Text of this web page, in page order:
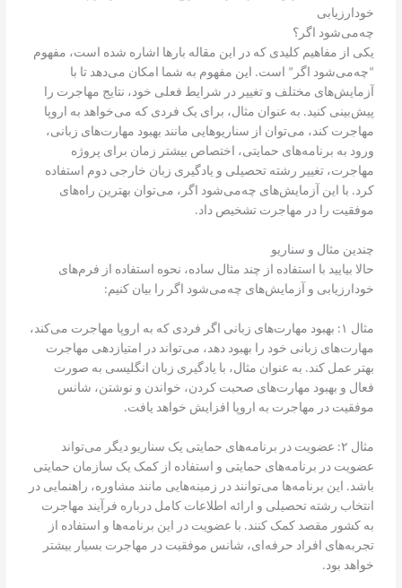
چه‌می‌شود اگر؟
یکی از مفاهیم کلیدی که در این مقاله بارها اشاره شده است، مفهوم
“چه‌می‌شود اگر” است. این مفهوم به شما امکان می‌دهد تا با
آزمایش‌های مختلف و تغییر در شرایط فعلی خود، نتایج مهاجرت را
پیش‌بینی کنید. به عنوان مثال، برای یک فردی که می‌خواهد به اروپا
مهاجرت کند، می‌توان از سناریوهایی مانند بهبود مهارت‌های زبانی،
ورود به برنامه‌های حمایتی، اختصاص بیشتر زمان برای پروژه
مهاجرت، تغییر رشته تحصیلی و یادگیری زبان خارجی دوم استفاده
کرد. با این آزمایش‌های چه‌می‌شود اگر، می‌توان بهترین راه‌های
موفقیت را در مهاجرت تشخیص داد.
چندین مثال و سناریو
حالا بیایید با استفاده از چند مثال ساده، نحوه استفاده از فرم‌های
خودارزیابی و آزمایش‌های چه‌می‌شود اگر را بیان کنیم:
مثال ۱: بهبود مهارت‌های زبانی اگر فردی که به اروپا مهاجرت می‌کند،
مهارت‌های زبانی خود را بهبود دهد، می‌تواند در امتیازدهی مهاجرت
بهتر عمل کند. به عنوان مثال، با یادگیری زبان انگلیسی به صورت
فعال و بهبود مهارت‌های صحبت کردن، خواندن و نوشتن، شانس
موفقیت در مهاجرت به اروپا افزایش خواهد یافت.
مثال ۲: عضویت در برنامه‌های حمایتی یک سناریو دیگر می‌تواند
عضویت در برنامه‌های حمایتی و استفاده از کمک یک سازمان حمایتی
باشد. این برنامه‌ها می‌توانند در زمینه‌هایی مانند مشاوره، راهنمایی در
انتخاب رشته تحصیلی و ارائه اطلاعات کامل درباره فرآیند مهاجرت
به کشور مقصد کمک کنند. با عضویت در این برنامه‌ها و استفاده از
تجربه‌های افراد حرفه‌ای، شانس موفقیت در مهاجرت بسیار بیشتر
خواهد بود.